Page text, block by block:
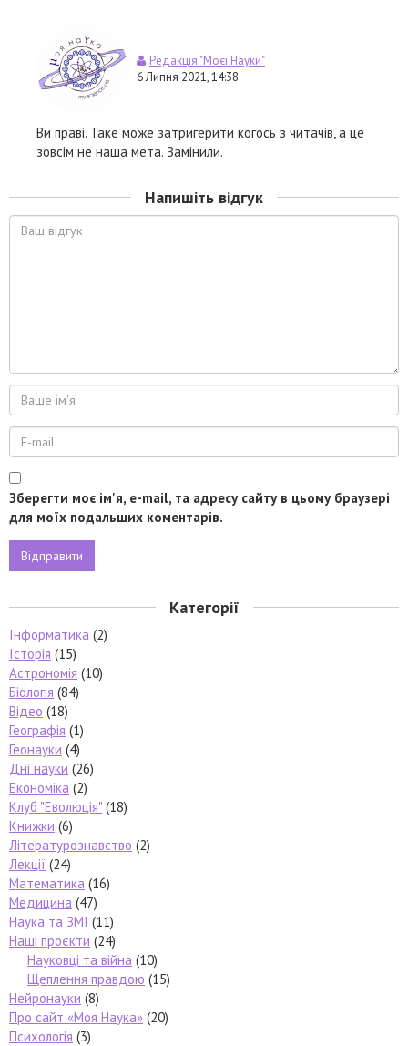
Редакція "Моєї Науки"
6 Липня 2021, 14:38
Ви праві. Таке може затригерити когось з читачів, а це
зовсім не наша мета. Замінили.
Напишіть відгук
Зберегти моє ім'я, e-mail, та адресу сайту в цьому браузері
для моїх подальших коментарів.
Категорії
Інформатика (2)
Історія (15)
Астрономія (10)
Біологія (84)
Відео (18)
Географія (1)
Геонауки (4)
Дні науки (26)
Економіка (2)
Клуб "Еволюція" (18)
Книжки (6)
Літературознавство (2)
Лекції (24)
Математика (16)
Медицина (47)
Наука та ЗМІ (11)
Наші проєкти (24)
Науковці та війна (10)
Щеплення правдою (15)
Нейронауки (8)
Про сайт «Моя Наука» (20)
Психологія (3)